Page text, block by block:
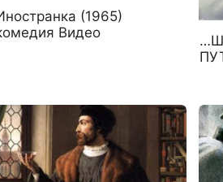
(1965)
Видео